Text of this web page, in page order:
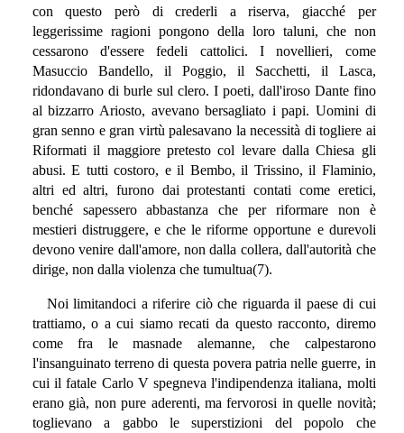
con questo però di crederli a riserva, giacché per
leggerissime ragioni pongono della loro taluni, che non
cessarono d'essere fedeli cattolici. I novellieri, come
Masuccio Bandello, il Poggio, il Sacchetti, il Lasca,
ridondavano di burle sul clero. I poeti, dall'iroso Dante fino
al bizzarro Ariosto, avevano bersagliato i papi. Uomini di
gran senno e gran virtù palesavano la necessità di togliere ai
Riformati il maggiore pretesto col levare dalla Chiesa gli
abusi. E tutti costoro, e il Bembo, il Trissino, il Flaminio,
altri ed altri, furono dai protestanti contati come eretici,
benché sapessero abbastanza che per riformare non è
mestieri distruggere, e che le riforme opportune e durevoli
devono venire dall'amore, non dalla collera, dall'autorità che
dirige, non dalla violenza che tumultua(7).
Noi limitandoci a riferire ciò che riguarda il paese di cui
trattiamo, o a cui siamo recati da questo racconto, diremo
come fra le masnade alemanne, che calpestarono
l'insanguinato terreno di questa povera patria nelle guerre, in
cui il fatale Carlo V spegneva l'indipendenza italiana, molti
erano già, non pure aderenti, ma fervorosi in quelle novità;
toglievano a gabbo le superstizioni del popolo che